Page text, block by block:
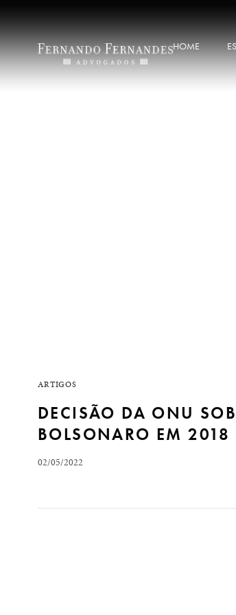
HOME
ARTIGOS
DECISÃO DA ONU
BOLSONARO EM 2018
02/05/2022